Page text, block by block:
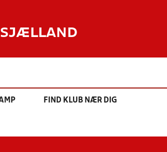
FIND KLUB NÆR DIG